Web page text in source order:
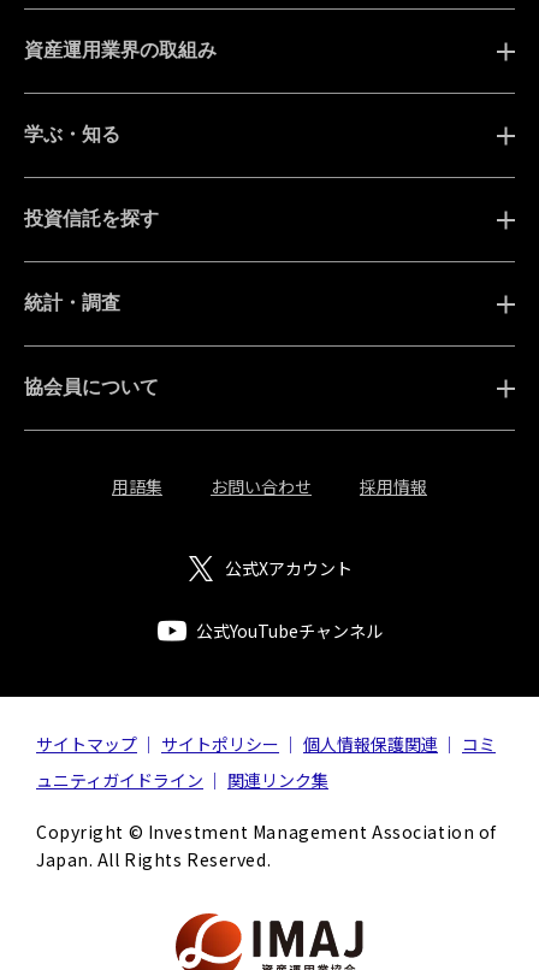
資産運用業界の取組み
学ぶ・知る
投資信託を探す
統計・調査
協会員について
用語集 お問い合わせ 採用情報
公式Xアカウント
公式YouTubeチャンネル
サイトマップ サイトポリシー 個人情報保護関連
コミ
ュニティガイドライン
関連リンク集
Copyright © Investment Management Association of
Japan. All Rights Reserved.